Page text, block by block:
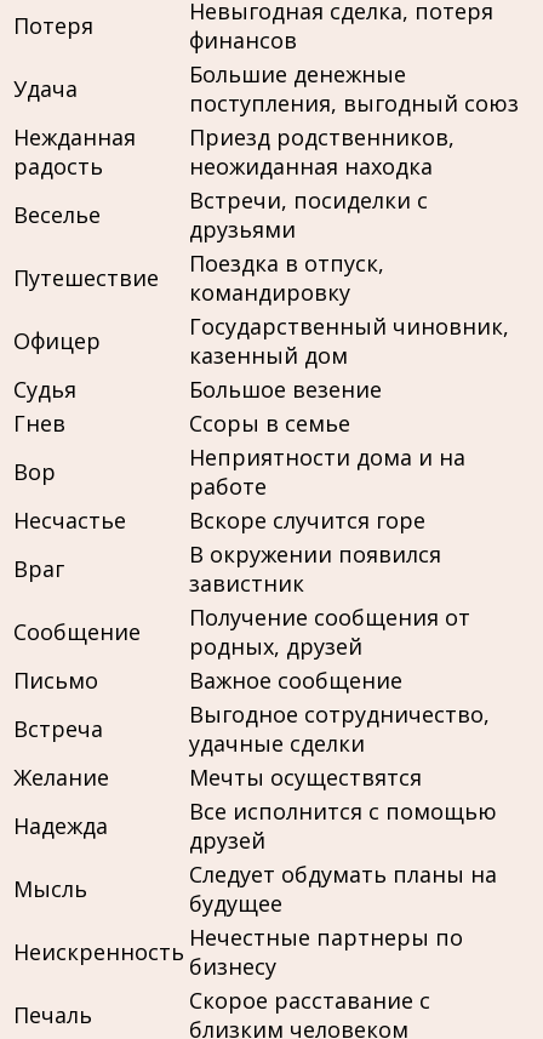
Потеря
Невыгодная сделка, потеря
финансов
Удача
Большие денежные
поступления, выгодный союз
Нежданная
радость
Приезд родственников,
неожиданная находка
Веселье
Встречи, посиделки с
друзьями
Путешествие
Поездка в отпуск,
командировку
Офицер
Государственный чиновник,
казенный дом
Судья
Большое везение
Гнев
Ссоры в семье
Вор
Неприятности дома и на
работе
Несчастье
Вскоре случится горе
Враг
В окружении появился
завистник
Сообщение
Получение сообщения от
родных, друзей
Письмо
Важное сообщение
Встреча
Выгодное сотрудничество,
удачные сделки
Желание
Мечты осуществятся
Надежда
Все исполнится с помощью
друзей
Мысль
Следует обдумать планы на
будущее
Неискренность Нечестные партнеры по
бизнесу
Печаль
Скорое расставание с
близким человеком